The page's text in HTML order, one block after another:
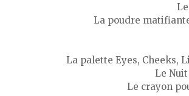
La poudre
La palette Eyes, Cheeks,
Le
Le crayon